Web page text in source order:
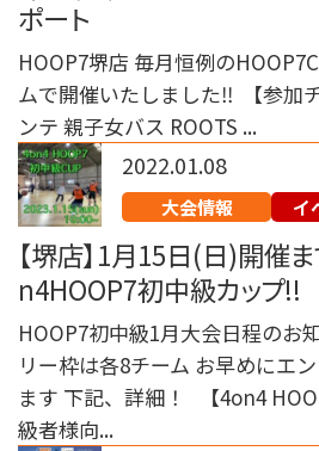
ポート
HOOP7堺店 毎月恒例の
ムで開催いたしました‼️ ⁡ 【参加
ンテ 親子女バス ROOTS ...
2022.01.08
大会情報 イ
【堺店】1月15日(日)開催
n4HOOP7初中級カップ!!
HOOP7初中級1月大会日程のお
リー枠は各8チーム お早めにエ
ます 下記、詳細！ 【4on4
級者様向...